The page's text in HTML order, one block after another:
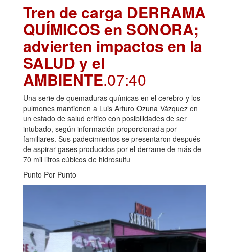
Tren de carga DERRAMA
QUÍMICOS en SONORA;
advierten impactos en la
SALUD y el
AMBIENTE.07:40
Una serie de quemaduras químicas en el cerebro y los
pulmones mantienen a Luis Arturo Ozuna Vázquez en
un estado de salud crítico con posibilidades de ser
intubado, según información proporcionada por
familiares. Sus padecimientos se presentaron después
de aspirar gases producidos por el derrame de más de
70 mil litros cúbicos de hidrosulfu
Punto Por Punto